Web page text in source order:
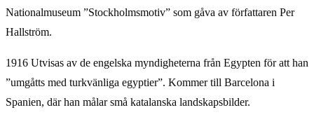
Nationalmuseum ”Stockholmsmotiv” som gåva av författaren Per
Hallström.
1916 Utvisas av de engelska myndigheterna från Egypten för att han
”umgåtts med turkvänliga egyptier”. Kommer till Barcelona i
Spanien, där han målar små katalanska landskapsbilder.